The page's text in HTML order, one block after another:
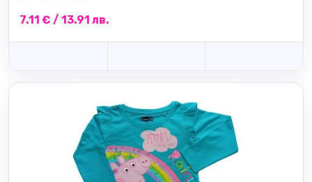
7.11 € / 13.91 лв.